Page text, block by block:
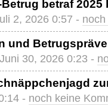
betraf 2025
2, 2026 0:57 -
und
30, 2026 0:23 -
- noch keine